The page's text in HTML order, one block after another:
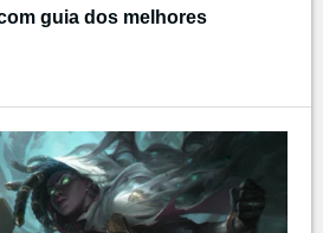
guia dos melhores